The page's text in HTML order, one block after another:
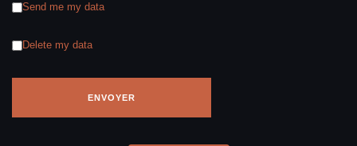
Send me my data
Delete my data